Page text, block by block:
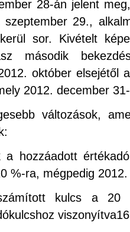
28-án jelent
szeptember 29.,
sor. Kivételt
második
október elsejétől
2012. december
változások,
a hozzáadott
%-ra, mégpedig
kulcs a 20